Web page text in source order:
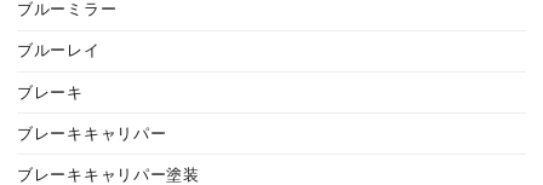
ブルーミラー
ブルーレイ
ブレーキ
ブレーキキャリパー
ブレーキキャリパー塗装